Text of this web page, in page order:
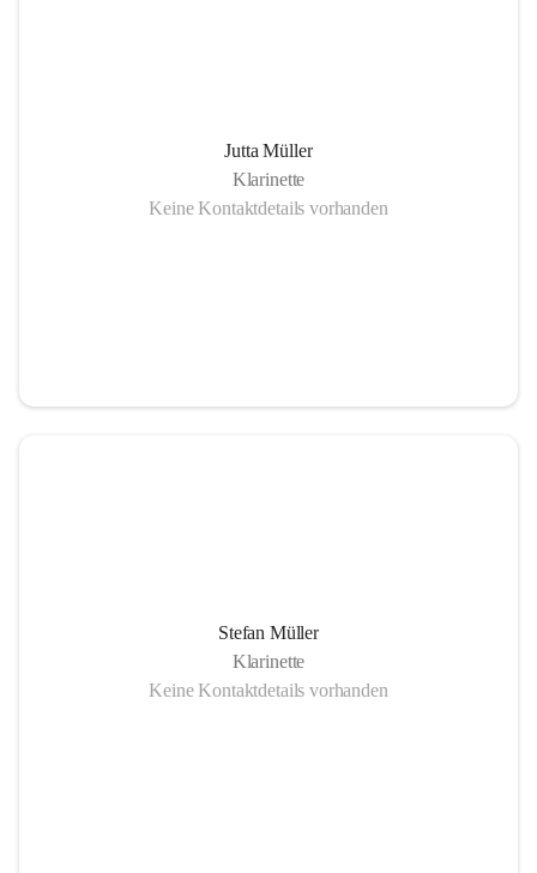
Jutta Müller
Klarinette
Keine Kontaktdetails vorhanden
Stefan Müller
Klarinette
Keine Kontaktdetails vorhanden